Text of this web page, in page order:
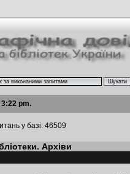
pm.
у базі: 46509
Архіви